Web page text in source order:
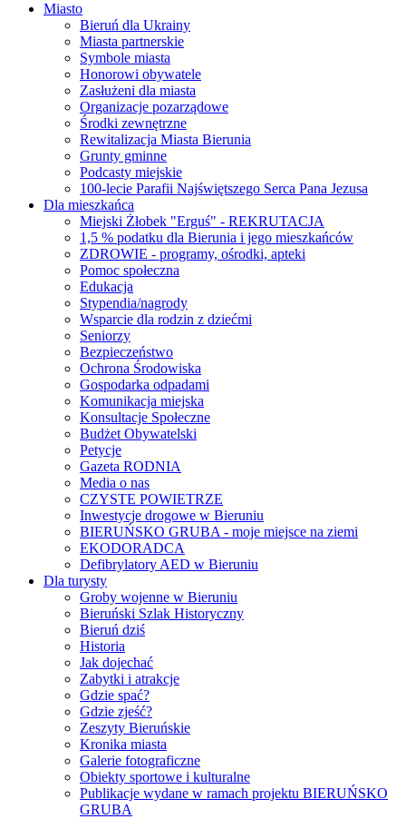
Miasto
Bieruń dla Ukrainy
Miasta partnerskie
Symbole miasta
Honorowi obywatele
Zasłużeni dla miasta
Organizacje pozarządowe
Środki zewnętrzne
Rewitalizacja Miasta Bierunia
Grunty gminne
Podcasty miejskie
100-lecie Parafii Najświętszego Serca Pana Jezusa
Dla mieszkańca
Miejski Żłobek "Erguś" - REKRUTACJA
1,5 % podatku dla Bierunia i jego mieszkańców
ZDROWIE - programy, ośrodki, apteki
Pomoc społeczna
Edukacja
Stypendia/nagrody
Wsparcie dla rodzin z dziećmi
Seniorzy
Bezpieczeństwo
Ochrona Środowiska
Gospodarka odpadami
Komunikacja miejska
Konsultacje Społeczne
Budżet Obywatelski
Petycje
Gazeta RODNIA
Media o nas
CZYSTE POWIETRZE
Inwestycje drogowe w Bieruniu
BIERUŃSKO GRUBA - moje miejsce na ziemi
EKODORADCA
Defibrylatory AED w Bieruniu
Dla turysty
Groby wojenne w Bieruniu
Bieruński Szlak Historyczny
Bieruń dziś
Historia
Jak dojechać
Zabytki i atrakcje
Gdzie spać?
Gdzie zjeść?
Zeszyty Bieruńskie
Kronika miasta
Galerie fotograficzne
Obiekty sportowe i kulturalne
Publikacje wydane w ramach projektu BIERUŃSKO
GRUBA